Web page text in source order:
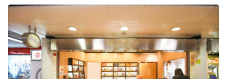
Spazio creativo
Spazio hall
Spazio per Eventi
Spazio pubblicitario
Spazio unico